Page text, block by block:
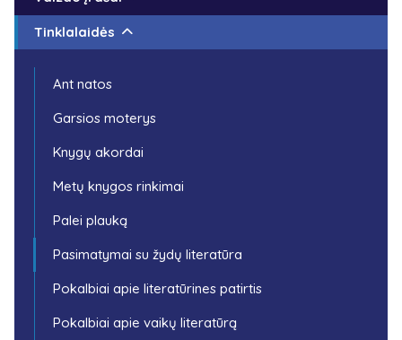
Tinklalaidės
Ant natos
Garsios moterys
Knygų akordai
Metų knygos rinkimai
Palei plauką
Pasimatymai su žydų literatūra
Pokalbiai apie literatūrines patirtis
Pokalbiai apie vaikų literatūrą